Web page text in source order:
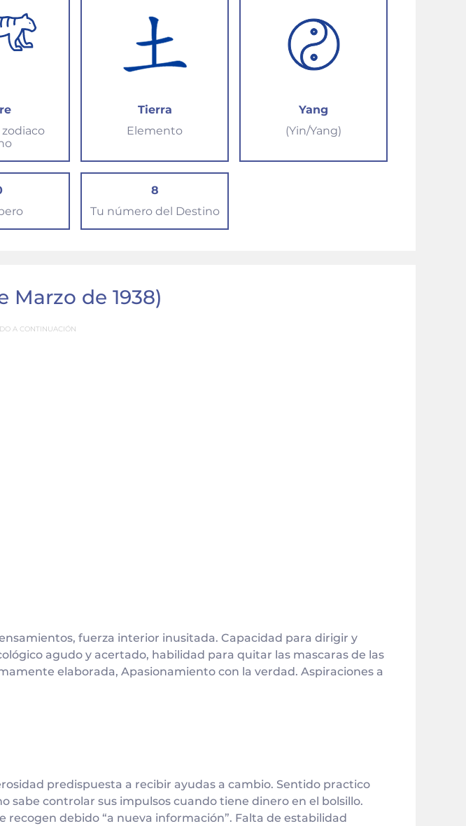
Tierra
Elemento
Yang
(Yin/Yang)
8
Tu número del Destino
Marzo de 1938)
A CONTINUACIÓN
fuerza interior inusitada. Capacidad para dirigir y
agudo y acertado, habilidad para quitar las mascaras de las
elaborada, Apasionamiento con la verdad. Aspiraciones a
predispuesta a recibir ayudas a cambio. Sentido practico
controlar sus impulsos cuando tiene dinero en el bolsillo.
debido “a nueva información”. Falta de estabilidad